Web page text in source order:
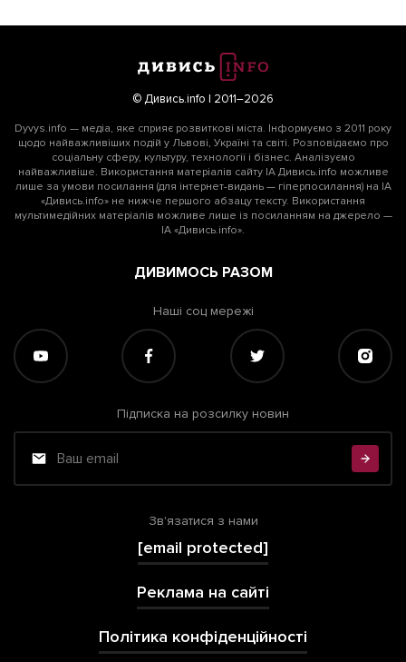
© Дивись.info | 2011–2026
Dyvys.info — медіа, яке сприяє розвиткові міста. Інформуємо з 2011 року
щодо найважливіших подій у Львові, Україні та світі. Розповідаємо про
соціальну сферу, культуру, технології і бізнес. Аналізуємо
найважливіше. Використання матеріалів сайту ІА Дивись.info можливе
лише за умови посилання (для інтернет-видань — гіперпосилання) на ІА
«Дивись.info» не нижче першого абзацу тексту. Використання
мультимедійних матеріалів можливе лише із посиланням на джерело —
ІА «Дивись.info».
ДИВИМОСЬ РАЗОМ
Наші соц мережі
Підписка на розсилку новин
Зв'язатися з нами
[email protected]
Реклама на сайті
Політика конфіденційності